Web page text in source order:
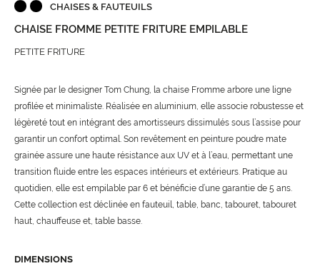
CHAISES & FAUTEUILS
CHAISE FROMME PETITE FRITURE EMPILABLE
PETITE FRITURE
Signée par le designer Tom Chung, la chaise Fromme arbore une ligne
profilée et minimaliste. Réalisée en aluminium, elle associe robustesse et
légèreté tout en intégrant des amortisseurs dissimulés sous l’assise pour
garantir un confort optimal. Son revêtement en peinture poudre mate
grainée assure une haute résistance aux UV et à l’eau, permettant une
transition fluide entre les espaces intérieurs et extérieurs. Pratique au
quotidien, elle est empilable par 6 et bénéficie d’une garantie de 5 ans.
Cette collection est déclinée en fauteuil, table, banc, tabouret, tabouret
haut, chauffeuse et, table basse.
DIMENSIONS